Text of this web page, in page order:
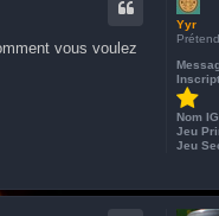
Yyr
Nom
Jeu
Jeu
vous voulez